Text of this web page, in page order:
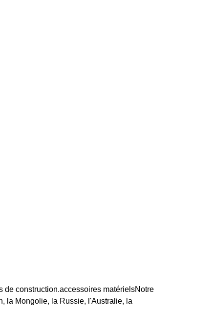
de construction.accessoires matérielsNotre
la Mongolie, la Russie, l'Australie, la